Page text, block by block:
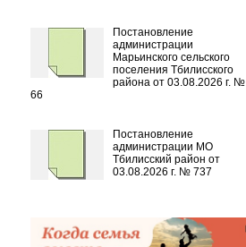
Постановление
администрации
Марьинского сельского
поселения Тбилисского
района от 03.08.2026 г. №
66
Постановление
администрации МО
Тбилисский район от
03.08.2026 г. № 737